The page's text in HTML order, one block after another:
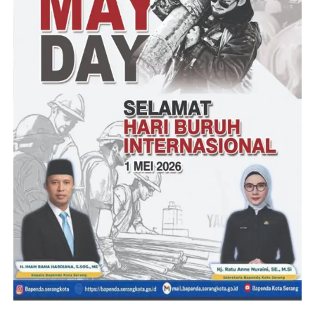
dan sekaligus studi tiru terkait kepariwisataan di Kota Bandung
serta bertukar pikiran terkait program-program PHRI.
“Alhamdulillah kami bisa diterima untuk bersilaturahmi dengan
jajaran PHRI Bandung dan mendapat sambutan yang luar biasa
dari Ketua PHRI Bandung dan jajaran, tentu kami tepat untuk
bersilaturahmi sekaligus kami ingin belajar bagaimana mengelola
dan meningkatkan pariwisata di Kota Bandung untuk nantinya
kita terapkan di Kabupaten Lebak. Kami melihat jajaran
Pengurus di Bandung juga kompak dan solid, kekeluargannya
sangat nampak dan ini yang harus kami terapkan di PHRI Lebak
untuk kemajuan PHRI dan pariwisata di Lebak” ujar Hj. Rosna
yang juga menjabat Direktur Horison Rahaya Resort ini.